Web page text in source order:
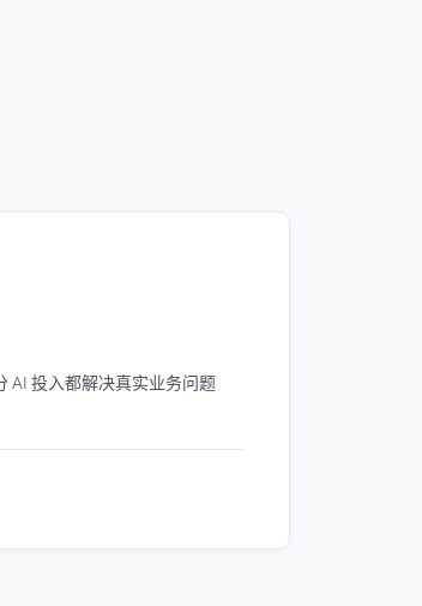
AI 投入都解决真实业务问题